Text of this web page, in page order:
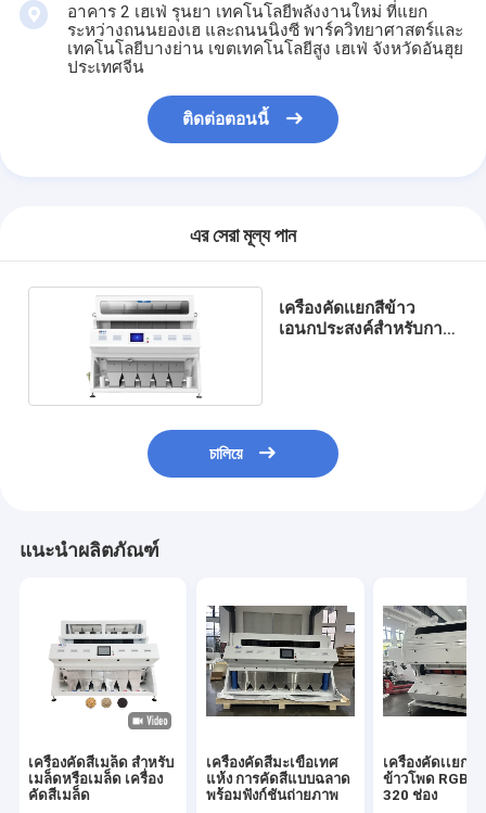
อาคาร 2 เฮเฟ่ รุนยา เทคโนโลยีพลังงานใหม่ ที่แยก
ระหว่างถนนยองเฮ และถนนนิงซี พาร์ควิทยาศาสตร์และ
เทคโนโลยีบางย่าน เขตเทคโนโลยีสูง เฮเฟ่ จังหวัดอันฮุย
ประเทศจีน
ติดต่อตอนนี้
এর সেরা মূল্য পান
เครื่องคัดเเยกสีข้าว
เอนกประสงค์สำหรับการ
চালিয়ে
แนะนำผลิตภัณฑ์
เครื่องคัดสีเมล็ด สําหรับ
เมล็ดหรือเมล็ด เครื่อง
คัดสีเมล็ด
เครื่องคัดสีมะเขือเทศ
แห้ง การคัดสีแบบฉลาด
พร้อมฟังก์ชันถ่ายภาพ
เครื่องคัดเเยกสี
ข้าวโพด RGB
320 ช่อง